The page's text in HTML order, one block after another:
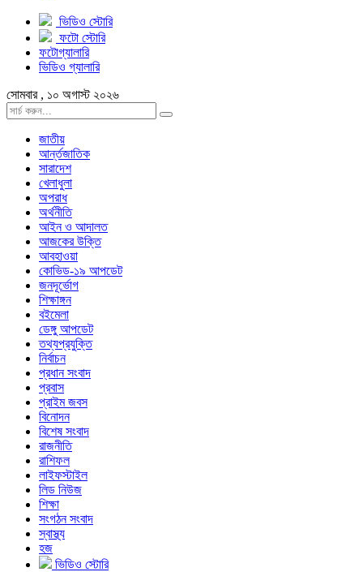
ভিডিও স্টোরি
ফটো স্টোরি
ফটোগ্যালারি
ভিডিও গ্যালারি
সোমবার , ১০ অগাস্ট ২০২৬
জাতীয়
আর্ন্তজাতিক
সারাদেশ
খেলাধুলা
অপরাধ
অর্থনীতি
আইন ও আদালত
আজকের উক্তি
আবহাওয়া
কোভিড-১৯ আপডেট
জনদূর্ভোগ
শিক্ষাঙ্গন
বইমেলা
ডেঙ্গু আপডেট
তথ্যপ্রযুক্তি
নির্বাচন
প্রধান সংবাদ
প্রবাস
প্রাইম জবস
বিনোদন
বিশেষ সংবাদ
রাজনীতি
রাশিফল
লাইফস্টাইল
লিড নিউজ
শিক্ষা
সংগঠন সংবাদ
স্বাস্থ্য
হজ
ভিডিও স্টোরি